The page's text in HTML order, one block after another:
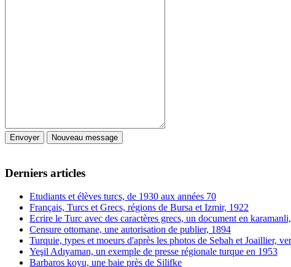
Derniers articles
Etudiants et élèves turcs, de 1930 aux années 70
Français, Turcs et Grecs, régions de Bursa et Izmir, 1922
Ecrire le Turc avec des caractères grecs, un document en
Censure ottomane, une autorisation de publier, 1894
Turquie, types et moeurs d'après les photos de Sebah et Joaillier,
Yeşil Adıyaman, un exemple de presse régionale turque en 1953
Barbaros koyu, une baie près de Silifke